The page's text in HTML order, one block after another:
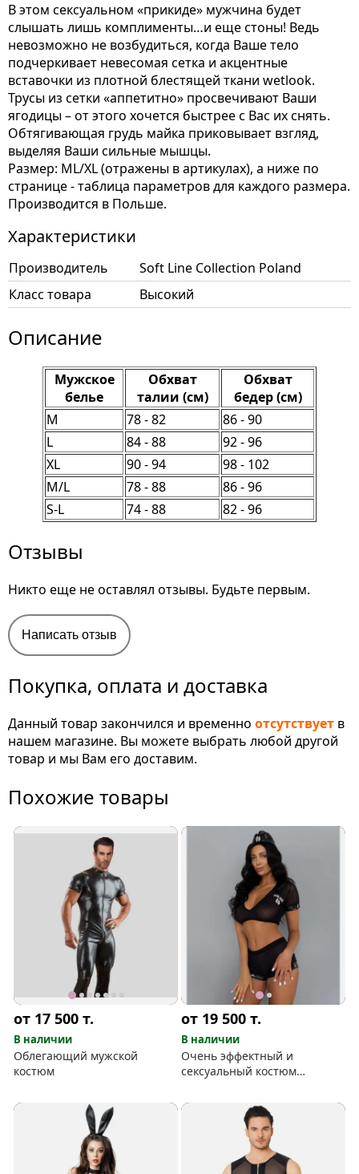
В этом сексуальном «прикиде» мужчина будет
слышать лишь комплименты…и еще стоны! Ведь
невозможно не возбудиться, когда Ваше тело
подчеркивает невесомая сетка и акцентные
вставочки из плотной блестящей ткани wetlook.
Трусы из сетки «аппетитно» просвечивают Ваши
ягодицы – от этого хочется быстрее с Вас их снять.
Обтягивающая грудь майка приковывает взгляд,
выделяя Ваши сильные мышцы.
Размер: ML/XL (отражены в артикулах), а ниже по
странице - таблица параметров для каждого размера.
Производится в Польше.
Характеристики
Производитель
Soft Line Collection Poland
Класс товара
Высокий
Описание
Мужское
белье
Обхват
талии (см)
Обхват
бедер (см)
M
78 - 82
86 - 90
L
84 - 88
92 - 96
XL
90 - 94
98 - 102
M/L
78 - 88
86 - 96
S-L
74 - 88 82 - 96
Отзывы
Никто еще не оставлял отзывы. Будьте первым.
Написать отзыв
Покупка, оплата и доставка
Данный товар закончился и временно отсутствует в
нашем магазине. Вы можете выбрать любой другой
товар и мы Вам его доставим.
Похожие товары
от 17 500т.
В наличии
Облегающий мужской
костюм
от 19 500т.
В наличии
Очень эффектный и
сексуальный костюм
Amor El